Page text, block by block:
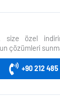
size özel
çözümleri
+90 212